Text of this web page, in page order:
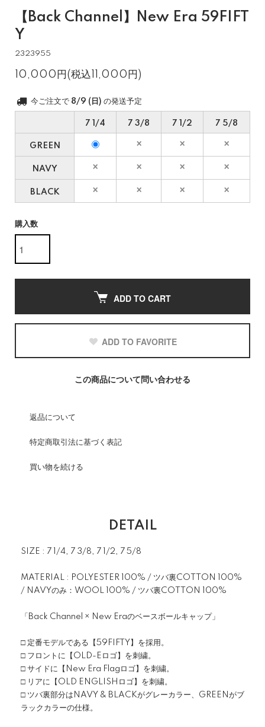
【Back Channel】New Era 59FIFT
Y
2323955
10,000円(税込11,000円)
今ご注文で 8/9 (日) の発送予定
7 1/4 7 3/8 7 1/2 7 5/8
GREEN
NAVY
BLACK
購入数
ADD TO CART
ADD TO FAVORITE
この商品について問い合わせる
返品について
特定商取引法に基づく表記
買い物を続ける
DETAIL
SIZE : 7 1/4, 7 3/8, 7 1/2, 7 5/8
MATERIAL : POLYESTER 100% / ツバ裏COTTON 100%
/ NAVYのみ：WOOL 100% / ツバ裏COTTON 100%
「Back Channel × New Eraのベースボールキャップ」
□ 定番モデルである【59FIFTY】を採用。
□ フロントに【OLD-Eロゴ】を刺繍。
□ サイドに【New Era Flagロゴ】を刺繍。
□ リアに【OLD ENGLISHロゴ】を刺繍。
□ ツバ裏部分はNAVY & BLACKがグレーカラー、GREENがブ
ラックカラーの仕様。